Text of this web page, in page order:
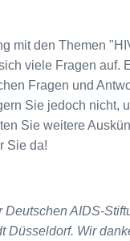
mit den Themen
viele Fragen auf.
Fragen und
Sie jedoch nicht,
Sie weitere
Sie da!
Deutschen AIDS-
Düsseldorf. Wir